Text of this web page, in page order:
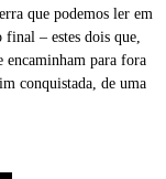
que podemos ler em
– estes dois que,
encaminham para fora
conquistada, de uma